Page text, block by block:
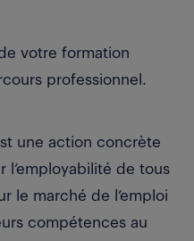
votre formation
professionnel.
une action concrète
l’employabilité de tous
le marché de l’emploi
compétences au